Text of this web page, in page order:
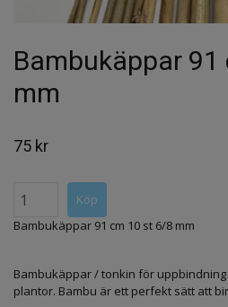
Bambukäppar
mm
75 kr
Bambukäppar 91 cm 10 st 6/8 mm
Bambukäppar / tonkin för
plantor. Bambu är ett perfekt sätt att